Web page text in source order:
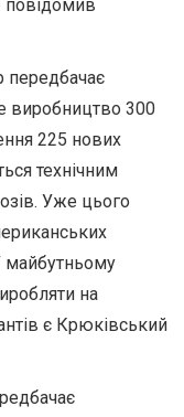
повідомив
передбачає
виробництво 300
225 нових
технічним
Уже цього
майбутньому
на
є Крюківський